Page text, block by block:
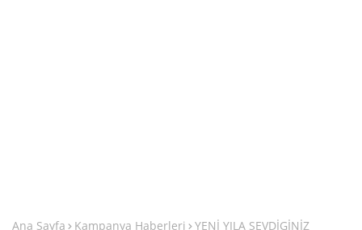
Ana Sayfa Kampanya Haberleri
YENİ YILA SEVDİGİNİZ